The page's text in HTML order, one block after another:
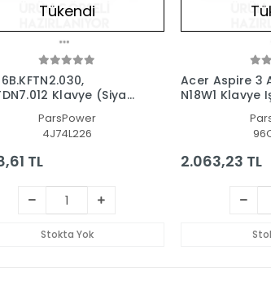
Tükendi
Klavye (Siyah
ParsPower
4J74L226
TL
Stokta Yok
Acer Aspire 3
N18W1 Klavye
2.063,23 TL